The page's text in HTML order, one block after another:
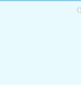
教练万岁